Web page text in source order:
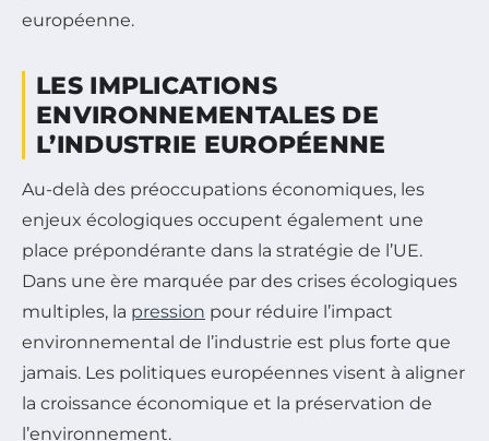
européenne.
LES IMPLICATIONS
ENVIRONNEMENTALES DE
L’INDUSTRIE EUROPÉENNE
Au-delà des préoccupations économiques, les
enjeux écologiques occupent également une
place prépondérante dans la stratégie de l’UE.
Dans une ère marquée par des crises écologiques
multiples, la pression pour réduire l’impact
environnemental de l’industrie est plus forte que
jamais. Les politiques européennes visent à aligner
la croissance économique et la préservation de
l’environnement.